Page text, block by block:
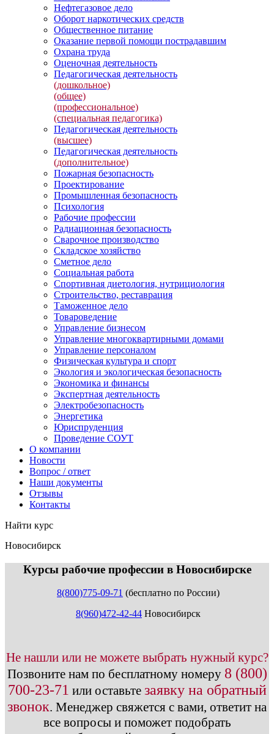
Нефтегазовое дело
Оборот наркотических средств
Общественное питание
Оказание первой помощи пострадавшим
Охрана труда
Оценочная деятельность
Педагогическая деятельность
(дошкольное)
(общее)
(профессиональное)
(специальная педагогика)
Педагогическая деятельность
(высшее)
Педагогическая деятельность
(дополнительное)
Пожарная безопасность
Проектирование
Промышленная безопасность
Психология
Рабочие профессии
Радиационная безопасность
Сварочное производство
Складское хозяйство
Сметное дело
Социальная работа
Спортивная диетология, нутрициология
Строительство, реставрация
Таможенное дело
Товароведение
Управление бизнесом
Управление многоквартирными домами
Управление персоналом
Физическая культура и спорт
Экология и экологическая безопасность
Экономика и финансы
Экспертная деятельность
Электробезопасность
Энергетика
Юриспруденция
Проведение СОУТ
О компании
Новости
Вопрос / ответ
Наши документы
Отзывы
Контакты
Найти курс
Новосибирск
Курсы рабочие профессии в Новосибирске
8(800)775-09-71 (бесплатно по России)
8(960)472-42-44 Новосибирск
Не нашли или не можете выбрать нужный курс?
Позвоните нам по бесплатному номеру 8 (800)
700-23-71 или оставьте заявку на обратный
звонок. Менеджер свяжется с вами, ответит на
все вопросы и поможет подобрать